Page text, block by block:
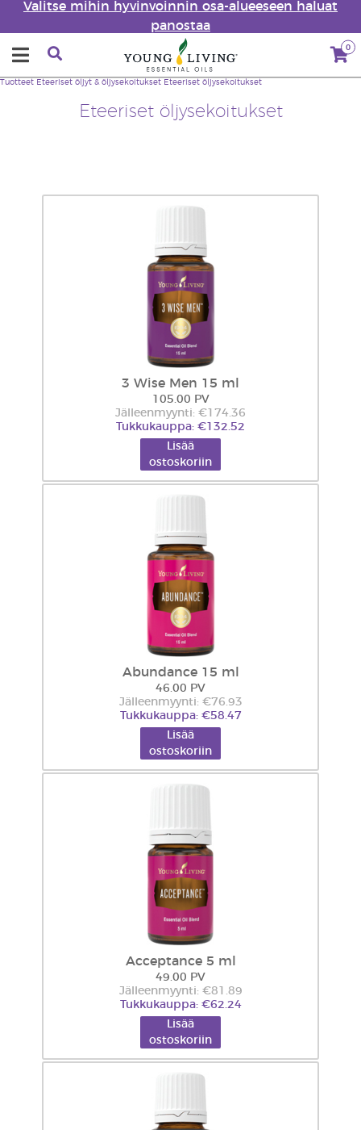
Valitse mihin hyvinvoinnin osa-alueeseen haluat
panostaa
0
Eteeriset öljysekoitukset
Tuotteet Eteeriset öljyt & öljysekoitukset Eteeriset öljysekoitukset
3 Wise Men 15 ml
105.00 PV
Jälleenmyynti: €174.36
Tukkukauppa: €132.52
Lisää
ostoskoriin
Abundance 15 ml
46.00 PV
Jälleenmyynti: €76.93
Tukkukauppa: €58.47
Lisää
ostoskoriin
Acceptance 5 ml
49.00 PV
Jälleenmyynti: €81.89
Tukkukauppa: €62.24
Lisää
ostoskoriin